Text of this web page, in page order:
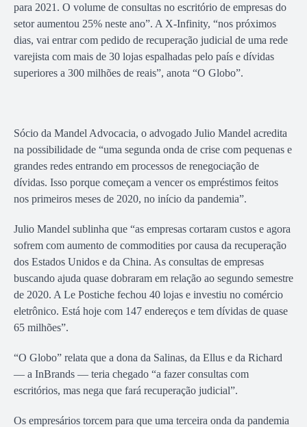
para 2021. O volume de consultas no escritório de empresas do
setor aumentou 25% neste ano”. A X-Infinity, “nos próximos
dias, vai entrar com pedido de recuperação judicial de uma rede
varejista com mais de 30 lojas espalhadas pelo país e dívidas
superiores a 300 milhões de reais”, anota “O Globo”.
Sócio da Mandel Advocacia, o advogado Julio Mandel acredita
na possibilidade de “uma segunda onda de crise com pequenas e
grandes redes entrando em processos de renegociação de
dívidas. Isso porque começam a vencer os empréstimos feitos
nos primeiros meses de 2020, no início da pandemia”.
Julio Mandel sublinha que “as empresas cortaram custos e agora
sofrem com aumento de commodities por causa da recuperação
dos Estados Unidos e da China. As consultas de empresas
buscando ajuda quase dobraram em relação ao segundo semestre
de 2020. A Le Postiche fechou 40 lojas e investiu no comércio
eletrônico. Está hoje com 147 endereços e tem dívidas de quase
65 milhões”.
“O Globo” relata que a dona da Salinas, da Ellus e da Richard
— a InBrands — teria chegado “a fazer consultas com
escritórios, mas nega que fará recuperação judicial”.
Os empresários torcem para que uma terceira onda da pandemia